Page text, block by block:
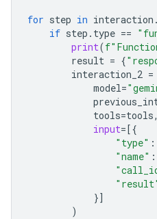
for step in interaction .
if step . type ==
print(f
result = {
interaction_2 =
model=
tools=tools,
input= [{
"type" :
"name" :
}]
)